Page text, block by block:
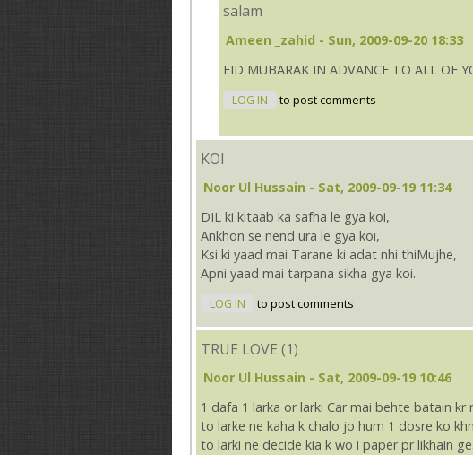
salam
Ameen _zahid - Sun, 2009-09-20 18:33
EID MUBARAK IN ADVANCE TO ALL OF
LOG IN to post comments
KOI
Noor Ul Hussain - Sat, 2009-09-19 11:34
DIL ki kitaab ka safha le gya koi,
Ankhon se nend ura le gya koi,
Ksi ki yaad mai Tarane ki adat nhi thiMujhe,
Apni yaad mai tarpana sikha gya koi.
LOG IN to post comments
TRUE LOVE (1)
Noor Ul Hussain - Sat, 2009-09-19 10:46
1 dafa 1 larka or larki Car mai behte batain kr
to larke ne kaha k chalo jo hum 1 dosre ko
to larki ne decide kia k wo i paper pr likhain ge.